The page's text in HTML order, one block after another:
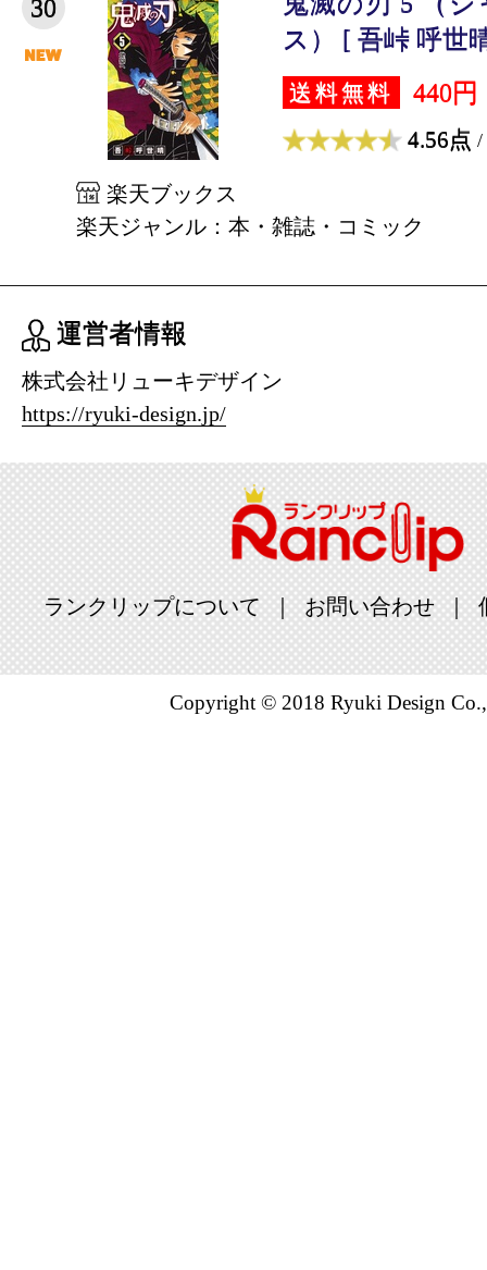
30
ス） [ 吾峠 呼世
送料無料 440円
4.56点 /
楽天ブックス
楽天ジャンル：本・雑誌・コミック
運営者情報
株式会社リューキデザイン
https://ryuki-design.jp/
ランクリップについて お問い合わせ
Copyright © 2018 Ryuki Design